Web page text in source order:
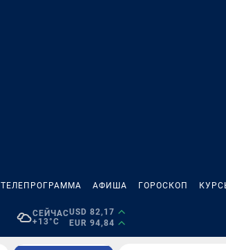
ТЕЛЕПРОГРАММА АФИША ГОРОСКОП
СЕЙЧАС
+13°C
USD 82,17
EUR 94,84